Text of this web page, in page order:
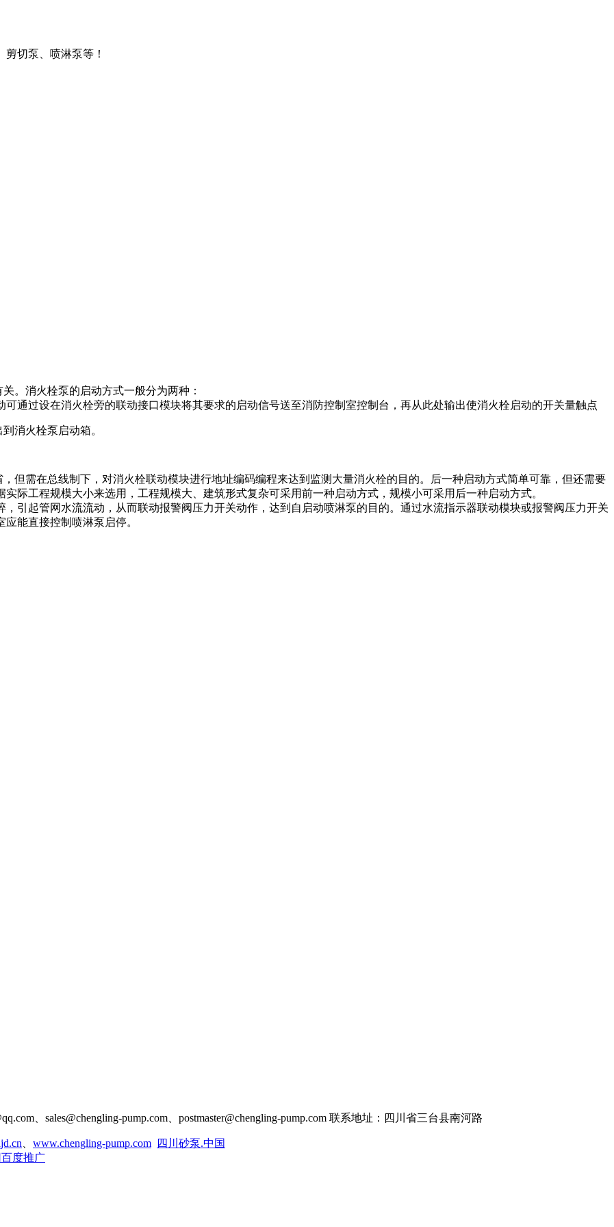
切泵、喷淋泵等！
。消火栓泵的启动方式一般分为两种：
通过设在消火栓旁的联动接口模块将其要求的启动信号送至消防控制室控制台，再从此处输出使消火栓启动的开关量触点
消火栓泵启动箱。
但需在总线制下，对消火栓联动模块进行地址编码编程来达到监测大量消火栓的目的。后一种启动方式简单可靠，但还需要
际工程规模大小来选用，工程规模大、建筑形式复杂可采用前一种启动方式，规模小可采用后一种启动方式。
引起管网水流流动，从而联动报警阀压力开关动作，达到自启动喷淋泵的目的。通过水流指示器联动模块或报警阀压力开关
能直接控制喷淋泵启停。
、sales@chengling-pump.com、postmaster@chengling-pump.com 联系地址：四川省三台县南河路
www.chengling-pump.com
四川砂泵.中国
度推广